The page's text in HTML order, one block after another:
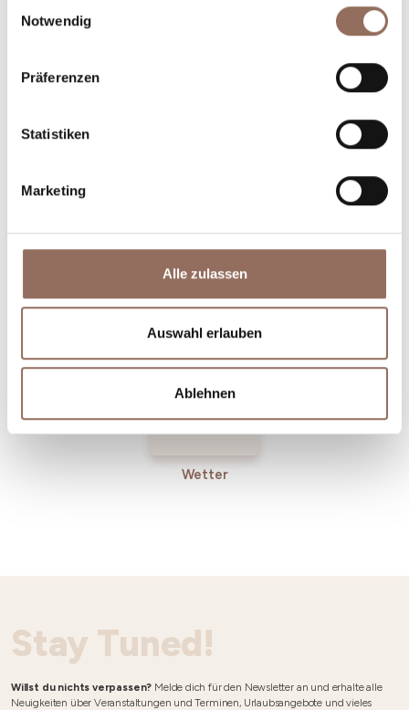
Notwendig
Präferenzen
Statistiken
Marketing
Alle zulassen
Auswahl erlauben
Ablehnen
Betriebe
Wetter
Stay Tuned!
Willst du nichts verpassen? Melde dich für den Newsletter an und erhalte alle
Neuigkeiten über Veranstaltungen und Terminen, Urlaubsangebote und vieles